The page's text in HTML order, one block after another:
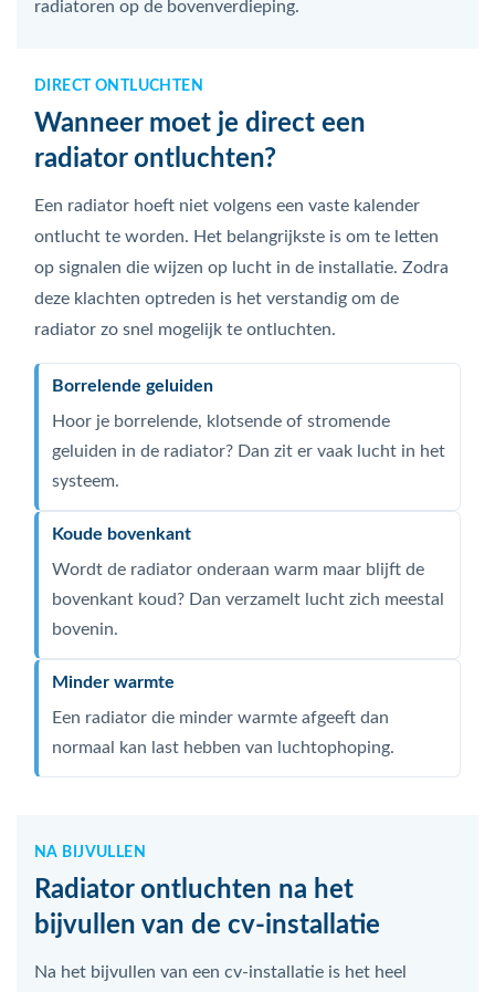
radiatoren op de bovenverdieping.
DIRECT ONTLUCHTEN
Wanneer moet je direct een
radiator ontluchten?
Een radiator hoeft niet volgens een vaste kalender
ontlucht te worden. Het belangrijkste is om te letten
op signalen die wijzen op lucht in de installatie. Zodra
deze klachten optreden is het verstandig om de
radiator zo snel mogelijk te ontluchten.
Borrelende geluiden
Hoor je borrelende, klotsende of stromende
geluiden in de radiator? Dan zit er vaak lucht in het
systeem.
Koude bovenkant
Wordt de radiator onderaan warm maar blijft de
bovenkant koud? Dan verzamelt lucht zich meestal
bovenin.
Minder warmte
Een radiator die minder warmte afgeeft dan
normaal kan last hebben van luchtophoping.
NA BIJVULLEN
Radiator ontluchten na het
bijvullen van de cv-installatie
Na het bijvullen van een cv-installatie is het heel